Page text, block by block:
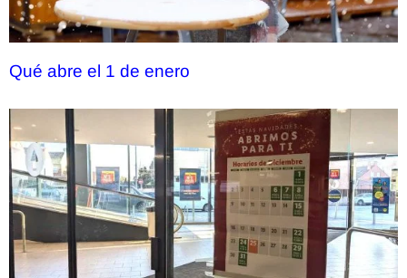
Qué abre el 1 de enero